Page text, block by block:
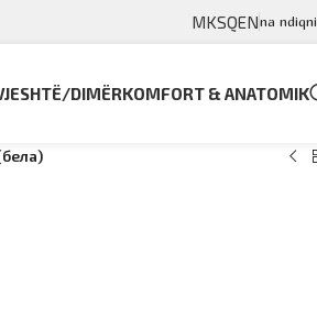
MKSQENna ndiqni
DIMËRKOMFORT & ANATOMIK